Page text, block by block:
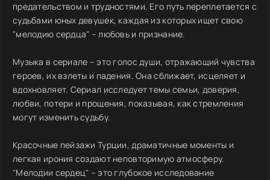
предательством и трудностями. Его путь переплетается с
судьбами юных девушек, каждая из которых ищет свою
"мелодию сердца" – любовь и признание.
Музыка в сериале – это голос души, отражающий чувства
героев, их взлеты и падения. Она сближает, исцеляет и
вдохновляет. Сериал исследует темы семьи, доверия,
любви, потери и прощения, показывая, как стремления
могут изменить судьбу.
Красочные пейзажи Турции, драматичные моменты и
легкая ирония создают неповторимую атмосферу.
"Мелодии сердец" – это глубокое исследование